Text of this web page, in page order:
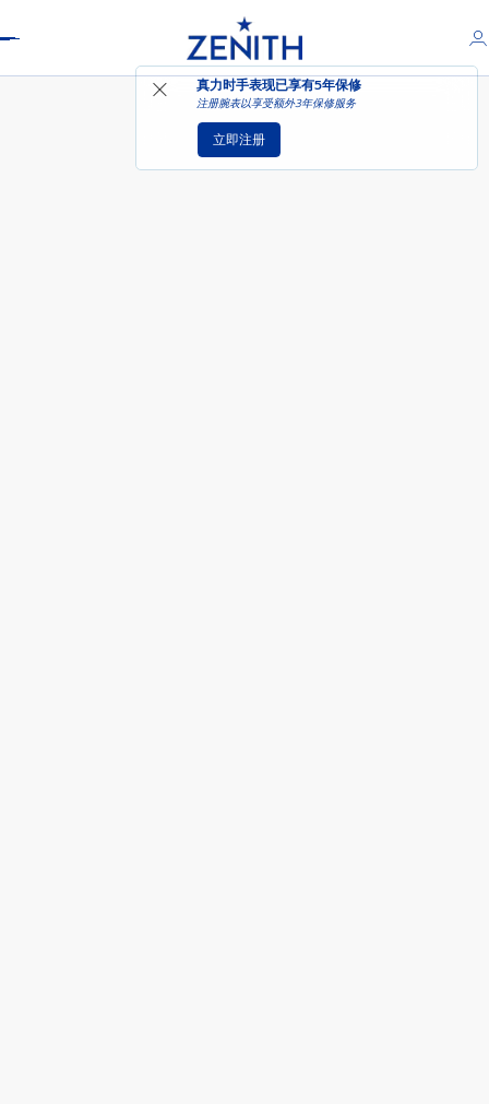
真力时手表现已享有5年保修
注册腕表以享受额外3年保修服务
立即注册
DEFY巅峰系列天际计时码表160周年